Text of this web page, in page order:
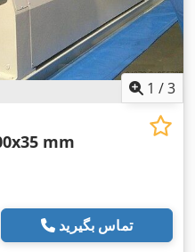
1 /3
mm
تماس بگیرید